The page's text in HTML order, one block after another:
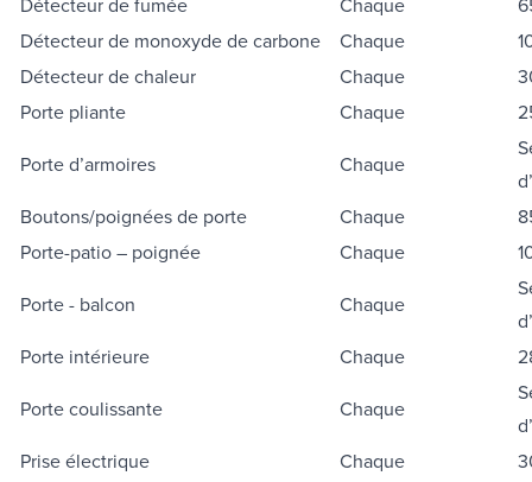
Détecteur de monoxyde de carbone
Chaque
Détecteur de chaleur
Chaque
Porte pliante
Chaque
Porte d’armoires
Chaque
Boutons/poignées de porte
Chaque
Porte-patio – poignée
Chaque
Porte - balcon
Chaque
Porte intérieure
Chaque
Porte coulissante
Chaque
Prise électrique
Chaque